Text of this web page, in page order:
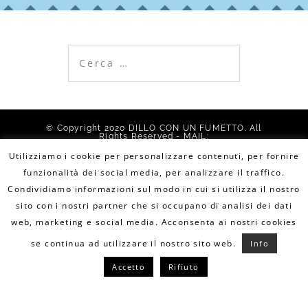
© Copyright 2020 DILLO CON UN FUMETTO. All
Rights Reserved - MAIL:
PRIVACY POLICY - COOKIE POLICY
Utilizziamo i cookie per personalizzare contenuti, per fornire
funzionalità dei social media, per analizzare il traffico.
Condividiamo informazioni sul modo in cui si utilizza il nostro
sito con i nostri partner che si occupano di analisi dei dati
web, marketing e social media. Acconsenta ai nostri cookies
se continua ad utilizzare il nostro sito web.
Info
Accetto Rifiuto